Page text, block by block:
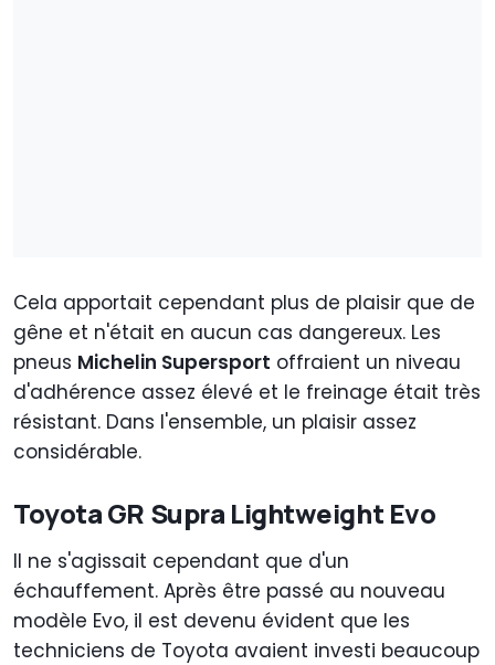
Cela apportait cependant plus de plaisir que de
gêne et n'était en aucun cas dangereux. Les
pneus Michelin Supersport offraient un niveau
d'adhérence assez élevé et le freinage était très
résistant. Dans l'ensemble, un plaisir assez
considérable.
Toyota GR Supra Lightweight Evo
Il ne s'agissait cependant que d'un
échauffement. Après être passé au nouveau
modèle Evo, il est devenu évident que les
techniciens de Toyota avaient investi beaucoup